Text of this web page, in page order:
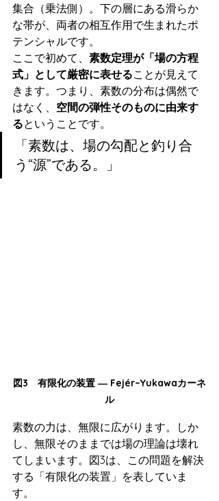
集合（乗法側）。下の層にある滑らか
な帯が、両者の相互作用で生まれたポ
テンシャルです。
ここで初めて、 素数定理が「場の方程
式」として厳密に表せることが見えて
きます。つまり、素数の分布は偶然で
はなく、 空間の弾性そのものに由来す
るということです。
「素数は、場の勾配と釣り合
う“源”である。」
図3　有限化の装置 ― Fejér–Yukawaカーネ
ル
素数の力は、無限に広がります。しか
し、無限そのままでは場の理論は壊れ
てしまいます。図3は、この問題を解決
する「有限化の装置」を表していま
す。